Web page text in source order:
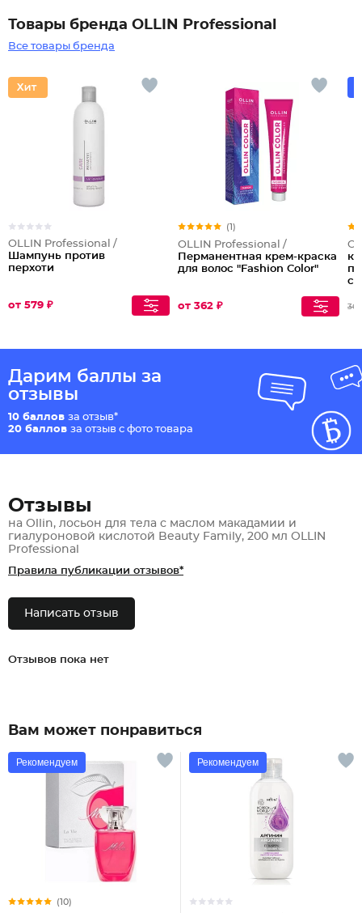
Товары бренда OLLIN Professional
Все товары бренда
OLLIN Professional /
Шампунь против
перхоти
от 579 ₽
(1)
OLLIN Professional /
Перманентная крем-краска
для волос "Fashion Color"
от 362 ₽ 363
Дарим баллы за
отзывы
10 баллов за отзыв*
20 баллов за отзыв с фото товара
Отзывы
на Ollin, лосьон для тела с маслом макадамии и
гиалуроновой кислотой Beauty Family, 200 мл OLLIN
Professional
Правила публикации отзывов*
Написать отзыв
Отзывов пока нет
Вам может понравиться
Рекомендуем
(10)
Рекомендуем